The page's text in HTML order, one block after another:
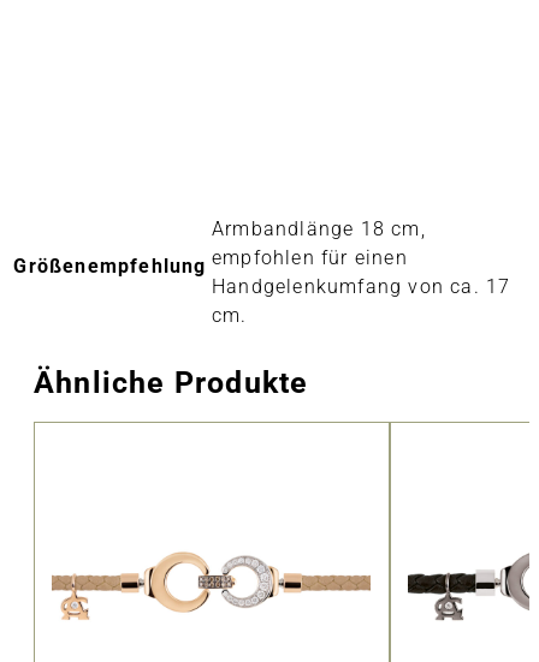
Größenempfehlung
Armbandlänge 18 cm,
empfohlen für einen
Handgelenkumfang von ca. 17
cm.
Ähnliche Produkte